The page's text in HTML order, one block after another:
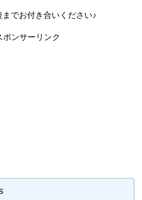
でお付き合いください♪
ポンサーリンク